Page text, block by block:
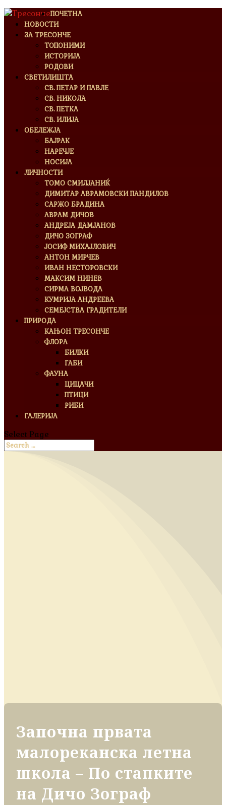
ПОЧЕТНА
НОВОСТИ
ЗА ТРЕСОНЧЕ
ТОПОНИМИ
ИСТОРИЈА
РОДОВИ
СВЕТИЛИШТА
СВ. ПЕТАР И ПАВЛЕ
СВ. НИКОЛА
СВ. ПЕТКА
СВ. ИЛИЈА
ОБЕЛЕЖЈА
БАЈРАК
НАРЕЧЈЕ
НОСИЈА
ЛИЧНОСТИ
ТОМО СМИЛЈАНИЌ
ДИМИТАР АВРАМОВСКИ ПАНДИЛОВ
САРЖО БРАДИНА
АВРАМ ДИЧОВ
АНДРЕЈА ДАМЈАНОВ
ДИЧО ЗОГРАФ
ЈОСИФ МИХАЈЛОВИЧ
АНТОН МИРЧЕВ
ИВАН НЕСТОРОВСКИ
МАКСИМ НИНЕВ
СИРМА ВОЈВОДА
КУМРИЈА АНДРЕЕВА
СЕМЕЈСТВА ГРАДИТЕЛИ
ПРИРОДА
КАЊОН ТРЕСОНЧЕ
ФЛОРА
БИЛКИ
ГАБИ
ФАУНА
ЦИЦАЧИ
ПТИЦИ
РИБИ
ГАЛЕРИЈА
Select Page
Започна првата
малореканска летна
школа – По стапките
на Дичо Зограф